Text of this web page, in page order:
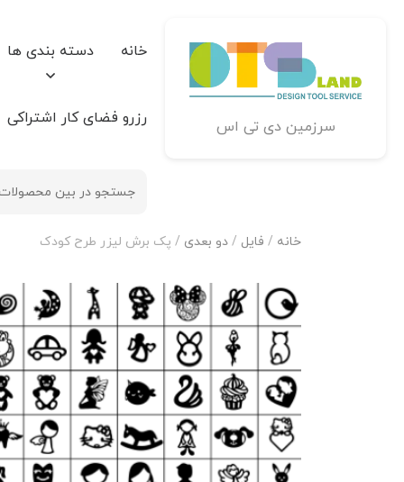
سرزمین دی تی اس
خانه دسته بندی ها
رزرو فضای کار اشتراکی
خانه / فایل / دو بعدی / پک برش لیزر طرح کودک